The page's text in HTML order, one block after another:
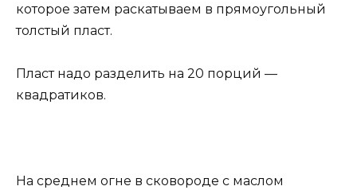
которое затем раскатываем в прямоугольный
толстый пласт.
Пласт надо разделить на 20 порций —
квадратиков.
На среднем огне в сковороде с маслом